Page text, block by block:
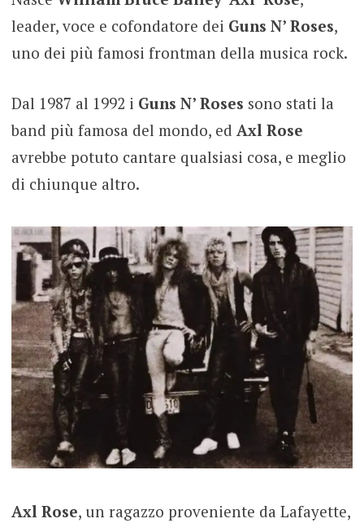
leader, voce e cofondatore dei Guns N’ Roses,
uno dei più famosi frontman della musica rock.
Dal 1987 al 1992 i Guns N’ Roses sono stati la
band più famosa del mondo, ed Axl Rose
avrebbe potuto cantare qualsiasi cosa, e meglio
di chiunque altro.
Axl Rose, un ragazzo proveniente da Lafayette,